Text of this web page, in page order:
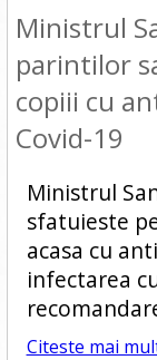
Ministrul
parintilor
copiii cu
Covid-19
Ministrul
sfatuieste
acasa cu
infectarea
Citeste mai